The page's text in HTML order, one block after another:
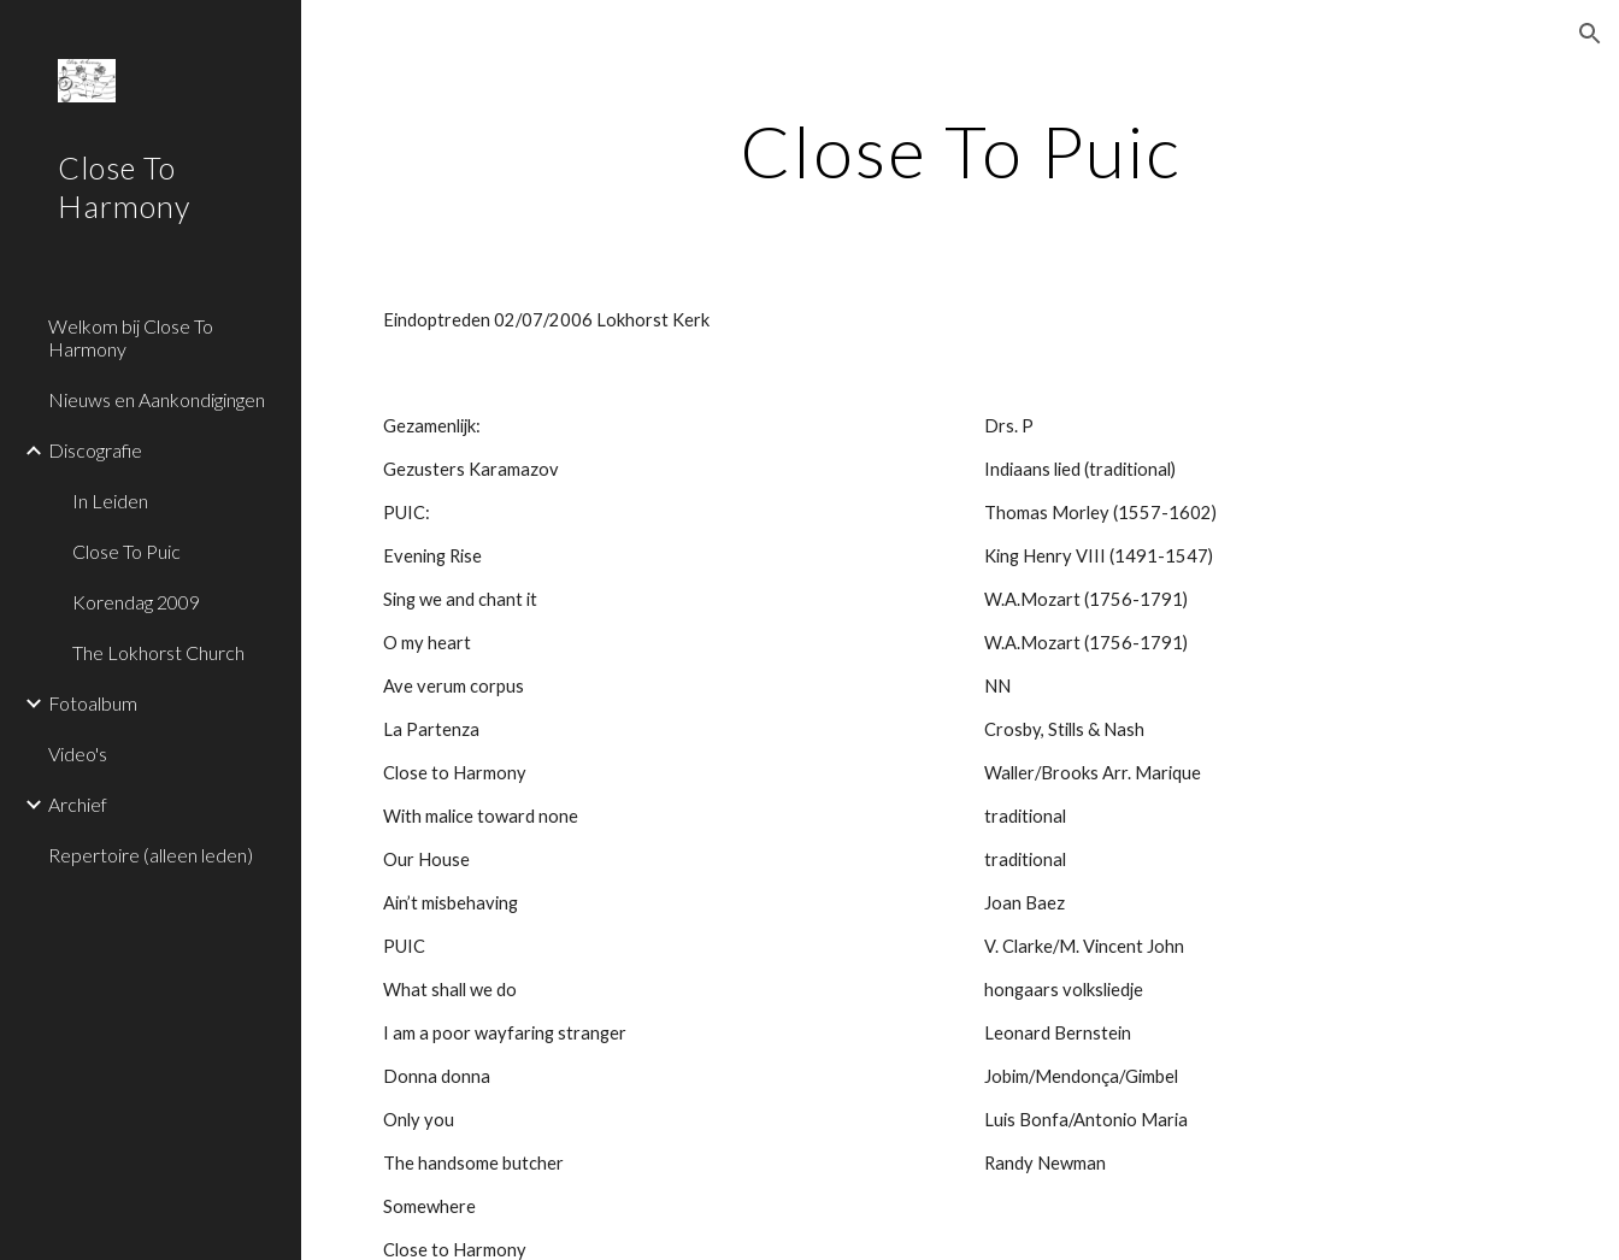
Close To
Harmony
Welkom bij Close To
Harmony
Nieuws en Aankondigingen
Discografie
In Leiden
Close To Puic
Korendag 2009
The Lokhorst Church
Fotoalbum
Video's
Archief
Repertoire (alleen leden)
Close To Puic
Eindoptreden 02/07/2006 Lokhorst Kerk
Gezamenlijk:
Gezusters Karamazov
PUIC:
Evening Rise
Sing we and chant it
O my heart
Ave verum corpus
La Partenza
Close to Harmony
With malice toward none
Our House
Ain’t misbehaving
PUIC
What shall we do
I am a poor wayfaring stranger
Donna donna
Only you
The handsome butcher
Somewhere
Close to Harmony
Drs. P
Indiaans lied (traditional)
Thomas Morley (1557-1602)
King Henry VIII (1491-1547)
W.A.Mozart (1756-1791)
W.A.Mozart (1756-1791)
NN
Crosby, Stills & Nash
Waller/Brooks Arr. Marique
traditional
traditional
Joan Baez
V. Clarke/M. Vincent John
hongaars volksliedje
Leonard Bernstein
Jobim/Mendonça/Gimbel
Luis Bonfa/Antonio Maria
Randy Newman